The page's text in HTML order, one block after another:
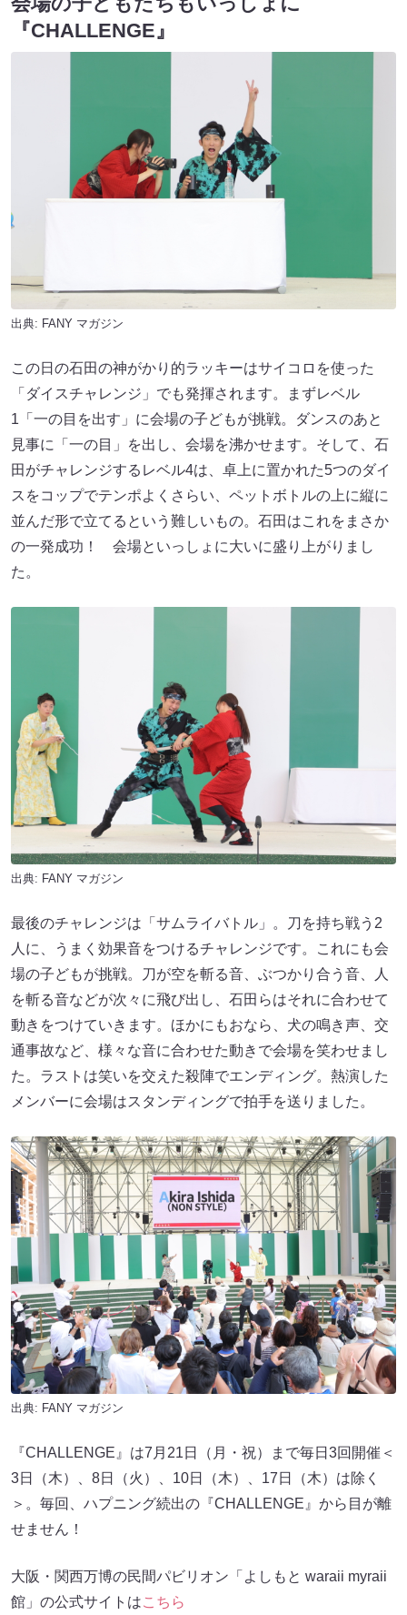
『CHALLENGE』
出典: FANY マガジン
この日の石田の神がかり的ラッキーはサイコロを使った
「ダイスチャレンジ」でも発揮されます。まずレベル
1「一の目を出す」に会場の子どもが挑戦。ダンスのあと
見事に「一の目」を出し、会場を沸かせます。そして、石
田がチャレンジするレベル4は、卓上に置かれた5つのダイ
スをコップでテンポよくさらい、ペットボトルの上に縦に
並んだ形で立てるという難しいもの。石田はこれをまさか
の一発成功！ 会場といっしょに大いに盛り上がりまし
た。
出典: FANY マガジン
最後のチャレンジは「サムライバトル」。刀を持ち戦う2
人に、うまく効果音をつけるチャレンジです。これにも会
場の子どもが挑戦。刀が空を斬る音、ぶつかり合う音、人
を斬る音などが次々に飛び出し、石田らはそれに合わせて
動きをつけていきます。ほかにもおなら、犬の鳴き声、交
通事故など、様々な音に合わせた動きで会場を笑わせまし
た。ラストは笑いを交えた殺陣でエンディング。熱演した
メンバーに会場はスタンディングで拍手を送りました。
出典: FANY マガジン
『CHALLENGE』は7月21日（月・祝）まで毎日3回開催＜
3日（木）、8日（火）、10日（木）、17日（木）は除く
＞。毎回、ハプニング続出の『CHALLENGE』から目が離
せません！
大阪・関西万博の民間パビリオン「よしもと waraii myraii
館」の公式サイトはこちら